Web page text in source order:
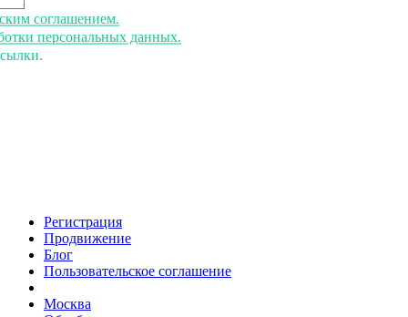
соглашением.
персональных данных.
Регистрация
Продвижение
Блог
Пользовательское соглашение
Москва